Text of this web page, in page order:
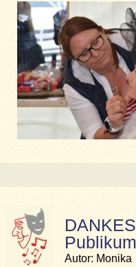
Publikum
Autor: Monika